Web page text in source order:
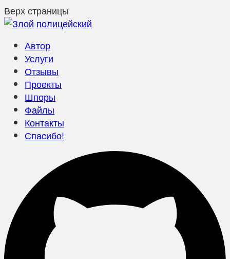
Верх страницы
Автор
Услуги
Отзывы
Проекты
Шпоры
Файлы
Контакты
Спасибо!